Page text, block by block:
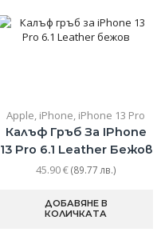
Apple iPhone iPhone 13 Pro
Калъф Гръб За IPhone
13 Pro 6.1 Leather Бежов
45.90€(89.77 лв.)
ДОБАВЯНЕ В
КОЛИЧКАТА